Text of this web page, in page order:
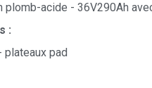
plomb-acide - 36V290Ah
:
plateaux pad